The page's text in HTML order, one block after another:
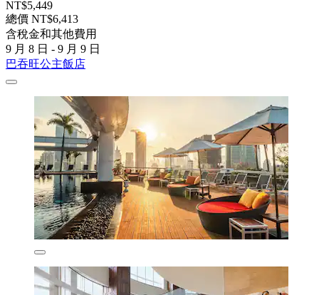
NT$5,449
總價 NT$6,413
含稅金和其他費用
9 月 8 日 - 9 月 9 日
巴吞旺公主飯店